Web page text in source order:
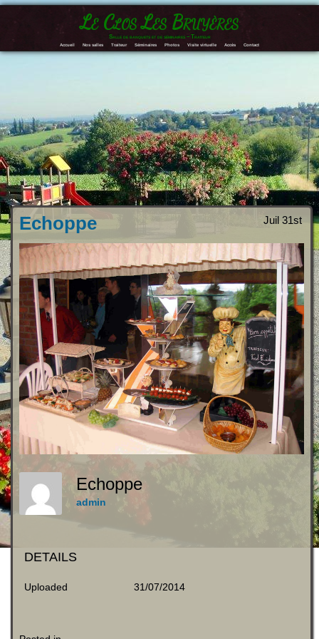
Le Clos Les Bruyères
Salle de banquets et de séminaires – Traiteur
Accueil Nos salles Traiteur Séminaires Photos Visite virtuelle Accès Contact
Juil 31st
Echoppe
Echoppe
admin
DETAILS
Uploaded 31/07/2014